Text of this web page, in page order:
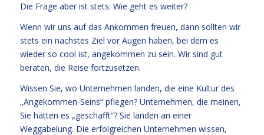
Die Frage aber ist stets: Wie geht es weiter?
Wenn wir uns auf das Ankommen freuen, dann sollten wir
stets ein nächstes Ziel vor Augen haben, bei dem es
wieder so cool ist, angekommen zu sein. Wir sind gut
beraten, die Reise fortzusetzen.
Wissen Sie, wo Unternehmen landen, die eine Kultur des
„Angekommen-Seins“ pflegen? Unternehmen, die meinen,
Sie hätten es „geschafft“? Sie landen an einer
Weggabelung. Die erfolgreichen Unternehmen wissen,